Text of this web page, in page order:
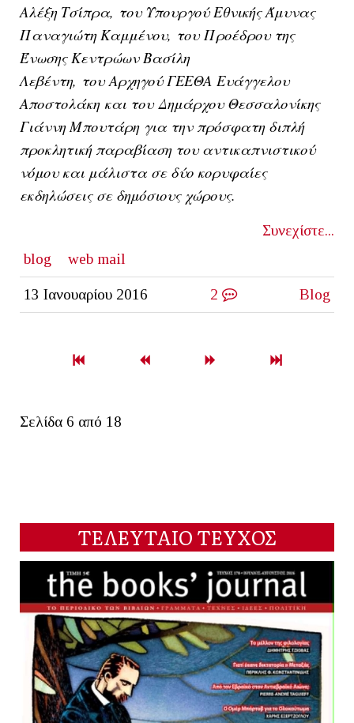
Αλέξη Τσίπρα, του Υπουργού Εθνικής Άμυνας
Παναγιώτη Καμμένου, του Προέδρου της
Ένωσης Κεντρώων Βασίλη
Λεβέντη, τουΑρχηγού ΓΕΕΘΑ Ευάγγελου
Αποστολάκη και του Δημάρχου Θεσσαλονίκης
Γιάννη Μπουτάρη για την πρόσφατη διπλή
προκλητική παραβίαση του αντικαπνιστικού
νόμου και μάλιστα σε δύο κορυφαίες
εκδηλώσεις σε δημόσιους χώρους.
Συνεχίστε...
blog
web mail
13 Ιανουαρίου 2016 2 Blog
Σελίδα 6 από 18
ΤΕΛΕΥΤΑΙΟ ΤΕΥΧΟΣ